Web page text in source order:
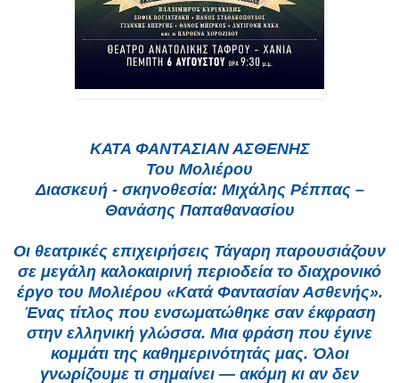
ΚΑΤΑ ΦΑΝΤΑΣΙΑΝ ΑΣΘΕΝΗΣ
Του Μολιέρου
Διασκευή - σκηνοθεσία: Μιχάλης Ρέππας –
Θανάσης Παπαθανασίου
Οι θεατρικές επιχειρήσεις Τάγαρη παρουσιάζουν
σε μεγάλη καλοκαιρινή περιοδεία το διαχρονικό
έργο του Μολιέρου «Κατά Φαντασίαν Ασθενής».
Ένας τίτλος που ενσωματώθηκε σαν έκφραση
στην ελληνική γλώσσα. Μια φράση που έγινε
κομμάτι της καθημερινότητάς μας. Όλοι
γνωρίζουμε τι σημαίνει — ακόμη κι αν δεν